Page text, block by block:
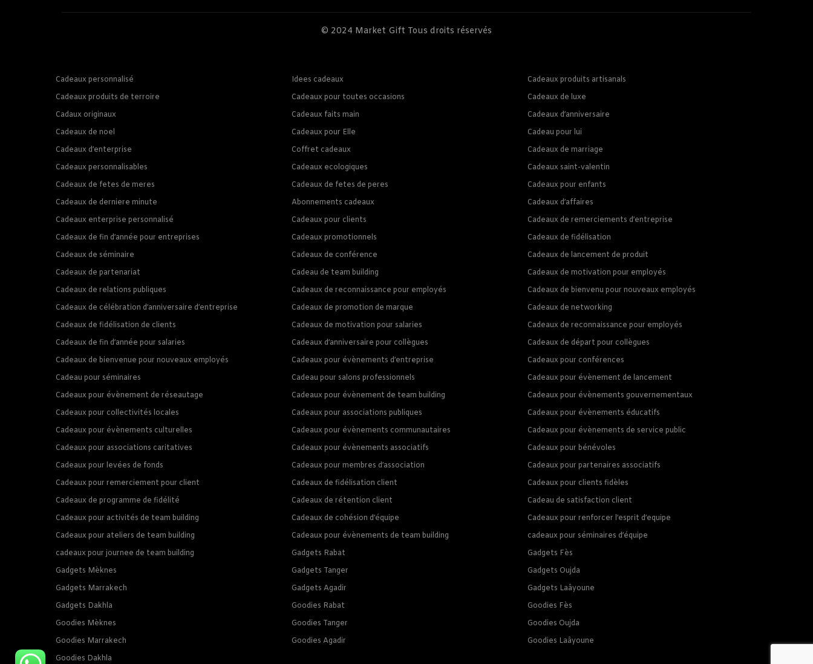
© 2024 Market Gift Tous droits réservés
Cadeaux personnalisé Idees cadeaux
Cadeaux produits artisanals
Cadeaux produits de terroire
Cadeaux pour toutes occasions
Cadeaux de luxe
Cadaux originaux
Cadeaux faits main
Cadeaux d’anniversaire
Cadeaux de noel
Cadeaux pour Elle
Cadeau pour lui
Cadeaux d’enterprise
Coffret cadeaux
Cadeaux de marriage
Cadeaux personnalisables
Cadeaux ecologiques
Cadeaux saint-valentin
Cadeaux de fetes de meres
Cadeaux de fetes de peres
Cadeaux pour enfants
Cadeaux de derniere minute
Abonnements cadeaux
Cadeaux d’affaires
Cadeaux enterprise personnalisé
Cadeaux pour clients
Cadeaux de remerciements d’entreprise
Cadeaux de fin d’année pour entreprises
Cadeaux promotionnels
Cadeaux de fidélisation
Cadeaux de séminaire
Cadeaux de conférence
Cadeaux de lancement de produit
Cadeaux de partenariat
Cadeau de team building
Cadeaux de motivation pour employés
Cadeaux de relations publiques
Cadeaux de reconnaissance pour employés
Cadeaux de bienvenu pour nouveaux employés
Cadeaux de célébration d’anniversaire d’entreprise
Cadeaux de promotion de marque
Cadeaux de networking
Cadeaux de fidélisation de clients
Cadeaux de motivation pour salaries
Cadeaux de reconnaissance pour employés
Cadeaux de fin d’année pour salaries
Cadeaux d’anniversaire pour collègues
Cadeaux de départ pour collègues
Cadeaux de bienvenue pour nouveaux employés
Cadeaux pour évènements d’entreprise
Cadeaux pour conférences
Cadeau pour séminaires
Cadeau pour salons professionnels
Cadeaux pour évènement de lancement
Cadeaux pour évènement de réseautage
Cadeaux pour évènement de team building
Cadeaux pour évènements gouvernementaux
Cadeaux pour collectivités locales
Cadeaux pour associations publiques
Cadeaux pour évènements éducatifs
Cadeaux pour évènements culturelles
Cadeaux pour évènements communautaires
Cadeaux pour évènements de service public
Cadeaux pour associations caritatives
Cadeaux pour évènements associatifs
Cadeaux pour bénévoles
Cadeaux pour levées de fonds
Cadeaux pour membres d’association
Cadeaux pour partenaires associatifs
Cadeaux pour remerciement pour client
Cadeaux de fidélisation client
Cadeaux pour clients fidèles
Cadeaux de programme de fidélité
Cadeaux de rétention client
Cadeau de satisfaction client
Cadeaux pour activités de team building
Cadeaux de cohésion d’équipe
Cadeaux pour renforcer l’esprit d’equipe
Cadeaux pour ateliers de team building
Cadeaux pour évènements de team building
cadeaux pour séminaires d’équipe
cadeaux pour journee de team building
Gadgets Rabat
Gadgets Fès
Gadgets Mèknes
Gadgets Tanger
Gadgets Oujda
Gadgets Marrakech
Gadgets Agadir
Gadgets Laâyoune
Gadgets Dakhla
Goodies Rabat
Goodies Fès
Goodies Mèknes
Goodies Tanger
Goodies Oujda
Goodies Marrakech
Goodies Agadir
Goodies Laâyoune
Goodies Dakhla